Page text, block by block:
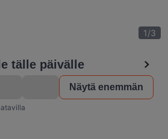
1/3
tälle päivälle
Näytä enemmän